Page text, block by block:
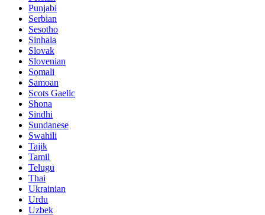
Punjabi
Serbian
Sesotho
Sinhala
Slovak
Slovenian
Somali
Samoan
Scots Gaelic
Shona
Sindhi
Sundanese
Swahili
Tajik
Tamil
Telugu
Thai
Ukrainian
Urdu
Uzbek